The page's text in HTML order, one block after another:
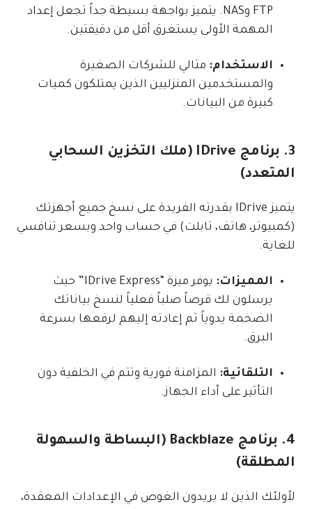
FTP وNAS. يتميز بواجهة بسيطة جداً تجعل إعداد
المهمة الأولى يستغرق أقل من دقيقتين.
الاستخدام: مثالي للشركات الصغيرة
والمستخدمين المنزليين الذين يمتلكون كميات
كبيرة من البيانات.
3. برنامج IDrive (ملك التخزين السحابي
المتعدد)
يتميز IDrive بقدرته الفريدة على نسخ جميع أجهزتك
(كمبيوتر، هاتف، تابلت) في حساب واحد وبسعر تنافسي
للغاية.
المميزات:
يوفر ميزة “IDrive Express” حيث
يرسلون لك قرصاً صلباً فعلياً لنسخ بياناتك
الضخمة يدوياً ثم إعادته إليهم لرفعها بسرعة
البرق.
التلقائية: المزامنة فورية وتتم في الخلفية دون
التأثير على أداء الجهاز.
4. برنامج Backblaze (البساطة والسهولة
المطلقة)
لأولئك الذين لا يريدون الغوص في الإعدادات المعقدة،